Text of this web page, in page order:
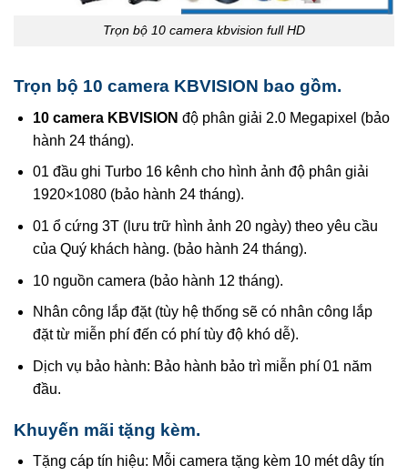
Trọn bộ 10 camera kbvision full HD
Trọn bộ 10 camera KBVISION bao gồm.
10 camera KBVISION độ phân giải 2.0 Megapixel (bảo
hành 24 tháng).
01 đầu ghi Turbo 16 kênh cho hình ảnh độ phân giải
1920×1080 (bảo hành 24 tháng).
01 ổ cứng 3T (lưu trữ hình ảnh 20 ngày) theo yêu cầu
của Quý khách hàng. (bảo hành 24 tháng).
10 nguồn camera (bảo hành 12 tháng).
Nhân công lắp đặt (tùy hệ thống sẽ có nhân công lắp
đặt từ miễn phí đến có phí tùy độ khó dễ).
Dịch vụ bảo hành: Bảo hành bảo trì miễn phí 01 năm
đầu.
Khuyến mãi tặng kèm.
Tặng cáp tín hiệu: Mỗi camera tặng kèm 10 mét dây tín